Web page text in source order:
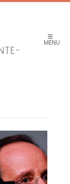
MENU